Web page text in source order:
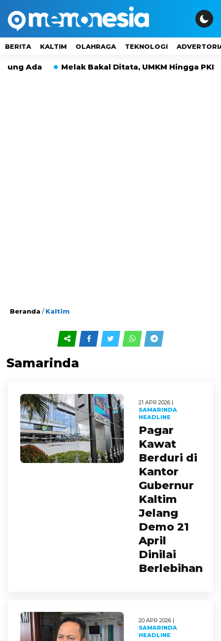
BERITA KALTIM OLAHRAGA TEKNOLOGI
Melak Bakal Ditata, UMKM Hingga PKL Tak
Beranda /Kaltim
Samarinda
21 APR 2026 |
SAMARINDA
HEADLINE
Pagar
Kawat
Berduri di
Kantor
Gubernur
Kaltim
Jelang
Demo 21
April
Dinilai
Berlebihan
20 APR 2026 |
SAMARINDA
HEADLINE